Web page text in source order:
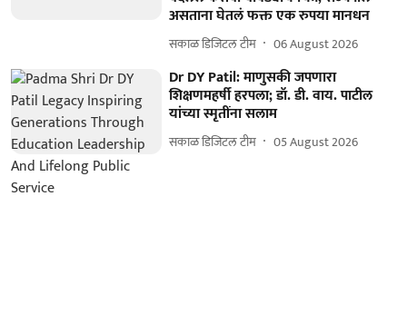
असताना घेतलं फक्त एक रुपया मानधन
सकाळ डिजिटल टीम 06 August 2026
Dr DY Patil: माणुसकी जपणारा
शिक्षणमहर्षी हरपला; डॉ. डी. वाय. पाटील
यांच्या स्मृतींना सलाम
सकाळ डिजिटल टीम 05 August 2026